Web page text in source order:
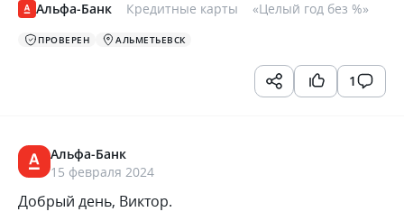
Альфа-Банк Кредитные карты «Целый год без %»
ПРОВЕРЕН АЛЬМЕТЬЕВСК
1
Альфа-Банк
15 февраля 2024
Добрый день, Виктор.